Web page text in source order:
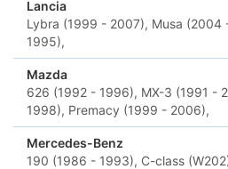
Lancia
Lybra (1999 - 2007), Musa (2004
1995),
Mazda
626 (1992 - 1996), MX-3 (1991 -
1998), Premacy (1999 - 2006),
Mercedes-Benz
190 (1986 - 1993), C-class